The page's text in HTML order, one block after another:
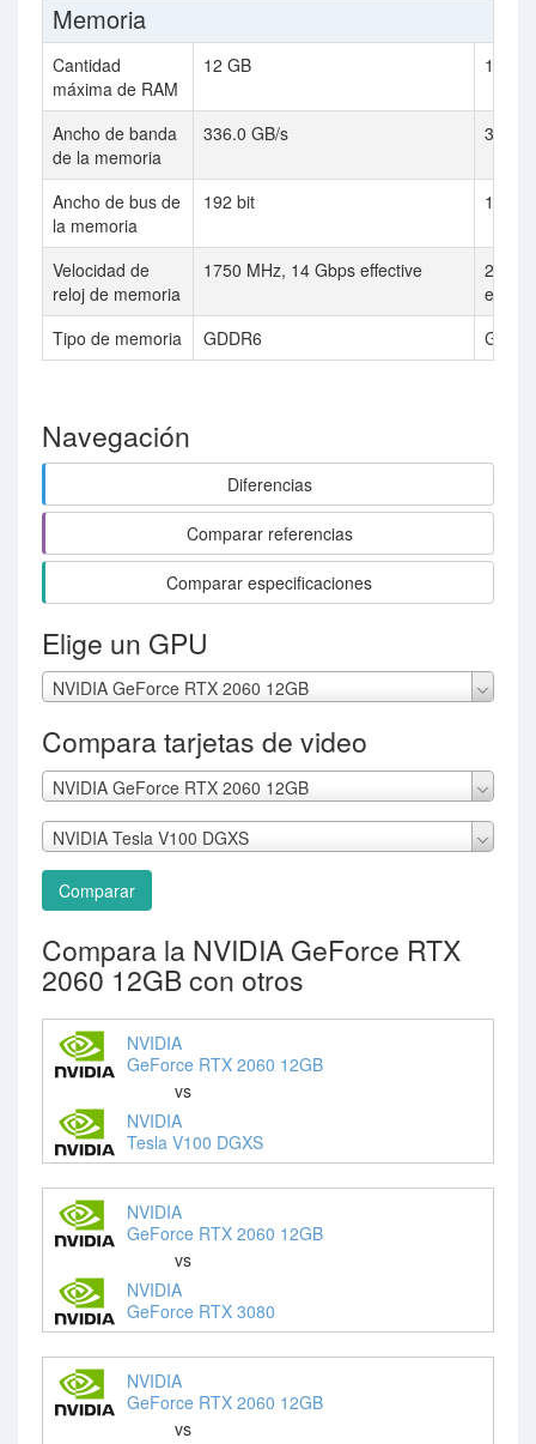
Memoria
Cantidad
máxima de RAM
12 GB 12 GB
Ancho de banda
de la memoria
336.0 GB/s 384
Ancho de bus de
la memoria
192 bit 192 bit
Velocidad de
reloj de memoria
1750 MHz, 14 Gbps effective
2000
Tipo de memoria
GDDR6
Navegación
Diferencias
Comparar referencias
Comparar especificaciones
Elige un GPU
NVIDIA GeForce RTX 2060 12GB
Compara tarjetas de video
NVIDIA GeForce RTX 2060 12GB
NVIDIA Tesla V100 DGXS
Comparar
Compara la NVIDIA GeForce RTX
2060 12GB con otros
NVIDIA
GeForce RTX 2060 12GB
vs
NVIDIA
Tesla V100 DGXS
NVIDIA
GeForce RTX 2060 12GB
vs
NVIDIA
GeForce RTX 3080
NVIDIA
GeForce RTX 2060 12GB
vs